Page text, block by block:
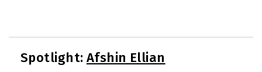
Spotlight: Afshin Ellian